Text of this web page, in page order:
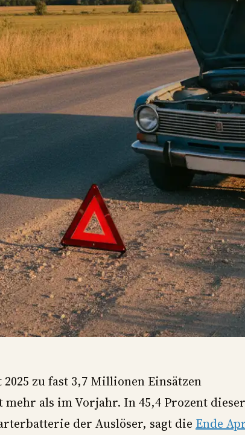
zu fast 3,7 Millionen Einsätzen
mehr als im Vorjahr. In 45,4 Prozent dieser
der Auslöser, sagt die Ende